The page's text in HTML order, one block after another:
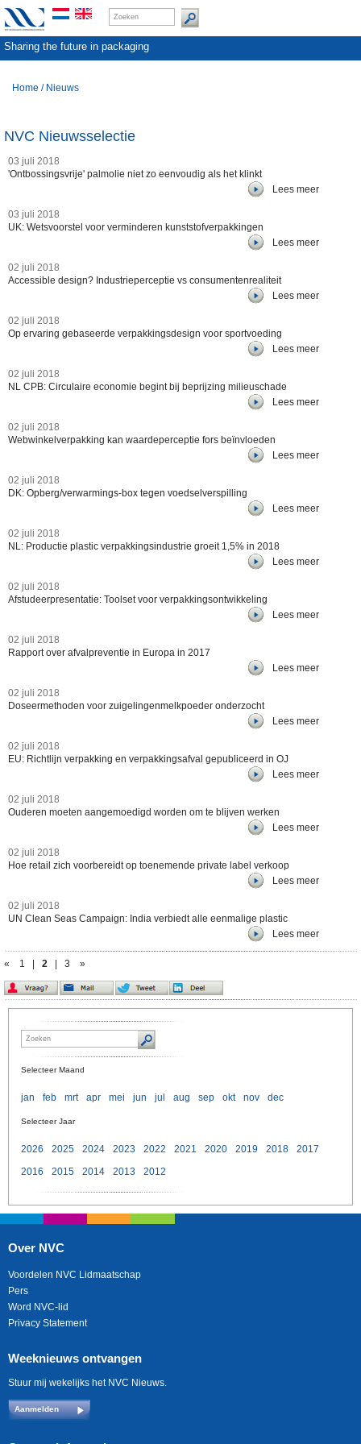
Sharing the future in packaging
Home / Nieuws
NVC Nieuwsselectie
03 juli 2018
'Ontbossingsvrije' palmolie niet zo eenvoudig als het klinkt
Lees meer
03 juli 2018
UK: Wetsvoorstel voor verminderen kunststofverpakkingen
Lees meer
02 juli 2018
Accessible design? Industrieperceptie vs consumentenrealiteit
Lees meer
02 juli 2018
Op ervaring gebaseerde verpakkingsdesign voor sportvoeding
Lees meer
02 juli 2018
NL CPB: Circulaire economie begint bij beprijzing milieuschade
Lees meer
02 juli 2018
Webwinkelverpakking kan waardeperceptie fors beïnvloeden
Lees meer
02 juli 2018
DK: Opberg/verwarmings-box tegen voedselverspilling
Lees meer
02 juli 2018
NL: Productie plastic verpakkingsindustrie groeit 1,5% in 2018
Lees meer
02 juli 2018
Afstudeerpresentatie: Toolset voor verpakkingsontwikkeling
Lees meer
02 juli 2018
Rapport over afvalpreventie in Europa in 2017
Lees meer
02 juli 2018
Doseermethoden voor zuigelingenmelkpoeder onderzocht
Lees meer
02 juli 2018
EU: Richtlijn verpakking en verpakkingsafval gepubliceerd in OJ
Lees meer
02 juli 2018
Ouderen moeten aangemoedigd worden om te blijven werken
Lees meer
02 juli 2018
Hoe retail zich voorbereidt op toenemende private label verkoop
Lees meer
02 juli 2018
UN Clean Seas Campaign: India verbiedt alle eenmalige plastic
Lees meer
« 1 2 3 »
Selecteer Maand
jan feb mrt apr mei jun jul aug sep okt nov dec
Selecteer Jaar
2026 2025 2024 2023 2022 2021 2020 2019 2018
2017
2016
2015 2014 2013 2012
Over NVC
Voordelen NVC Lidmaatschap
Pers
Word NVC-lid
Privacy Statement
Weeknieuws ontvangen
Stuur mij wekelijks het NVC Nieuws.
Aanmelden